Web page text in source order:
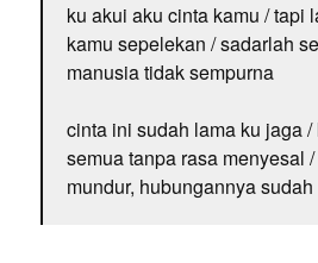
ku akui aku cinta kamu / tapi
kamu sepelekan / sadarlah
manusia tidak sempurna
cinta ini sudah lama ku jaga
semua tanpa rasa menyesal
mundur, hubungannya